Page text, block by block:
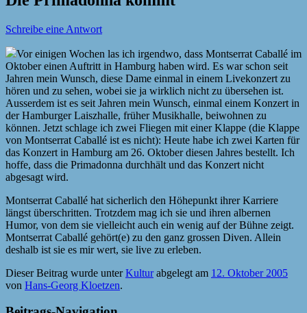
Schreibe eine Antwort
Vor einigen Wochen las ich irgendwo, dass Montserrat Caballé im
Oktober einen Auftritt in Hamburg haben wird. Es war schon seit
Jahren mein Wunsch, diese Dame einmal in einem Livekonzert zu
hören und zu sehen, wobei sie ja wirklich nicht zu übersehen ist.
Ausserdem ist es seit Jahren mein Wunsch, einmal einem Konzert in
der Hamburger Laiszhalle, früher Musikhalle, beiwohnen zu
können. Jetzt schlage ich zwei Fliegen mit einer Klappe (die Klappe
von Montserrat Caballé ist es nicht): Heute habe ich zwei Karten für
das Konzert in Hamburg am 26. Oktober diesen Jahres bestellt. Ich
hoffe, dass die Primadonna durchhält und das Konzert nicht
abgesagt wird.
Montserrat Caballé hat sicherlich den Höhepunkt ihrer Karriere
längst überschritten. Trotzdem mag ich sie und ihren albernen
Humor, von dem sie vielleicht auch ein wenig auf der Bühne zeigt.
Montserrat Caballé gehört(e) zu den ganz grossen Diven. Allein
deshalb ist sie es mir wert, sie live zu erleben.
Dieser Beitrag wurde unterKulturabgelegt am 12. Oktober 2005
von Hans-Georg Kloetzen.